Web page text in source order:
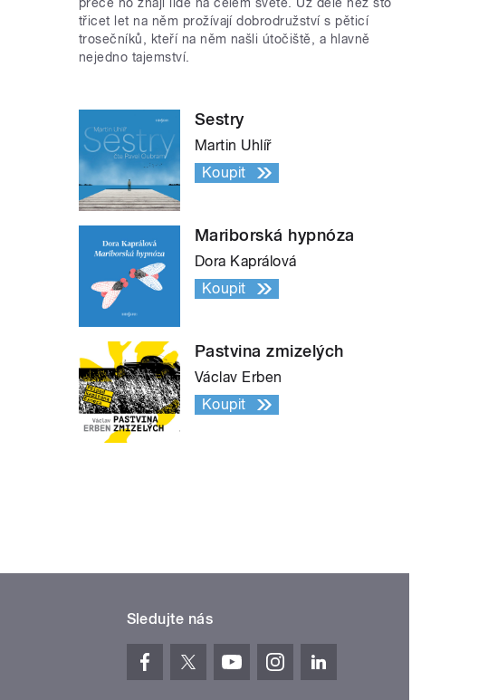
třicet let na něm prožívají dobrodružství s pěticí
trosečníků, kteří na něm našli útočiště, a hlavně
nejedno tajemství.
Sestry
Martin Uhlíř
Koupit
Mariborská hypnóza
Dora Kaprálová
Koupit
Pastvina zmizelých
Václav Erben
Koupit
Sledujte nás